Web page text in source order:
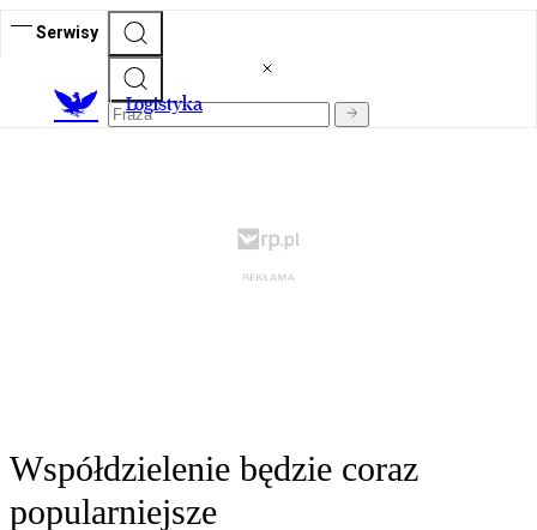
Serwisy
Logistyka
Współdzielenie będzie coraz
popularniejsze